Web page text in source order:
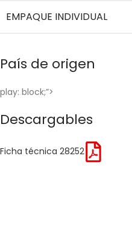
EMPAQUE INDIVIDUAL
País de origen
play: block;”>
Descargables
Ficha técnica 28252